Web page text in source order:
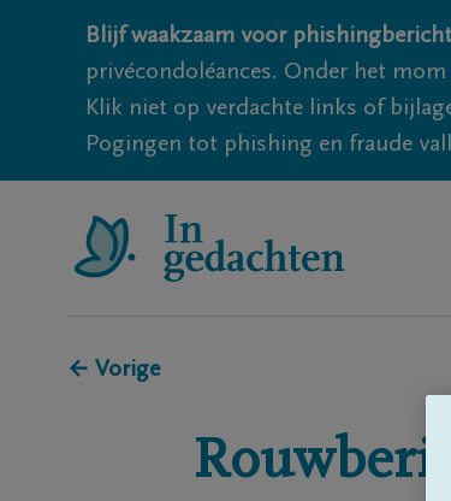
Blijf waakzaam voor
privécondoléances. Onder het
Klik niet op verdachte links of
Pogingen tot phishing en fraude
← Vorige